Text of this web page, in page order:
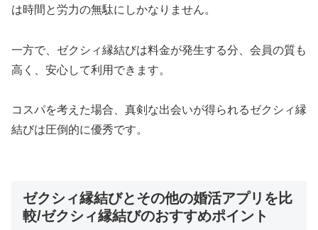
は時間と労力の無駄にしかなりません。
一方で、ゼクシィ縁結びは料金が発生する分、会員の質も
高く、安心して利用できます。
コスパを考えた場合、真剣な出会いが得られるゼクシィ縁
結びは圧倒的に優秀です。
ゼクシィ縁結びとその他の婚活アプリを比
較/ゼクシィ縁結びのおすすめポイント